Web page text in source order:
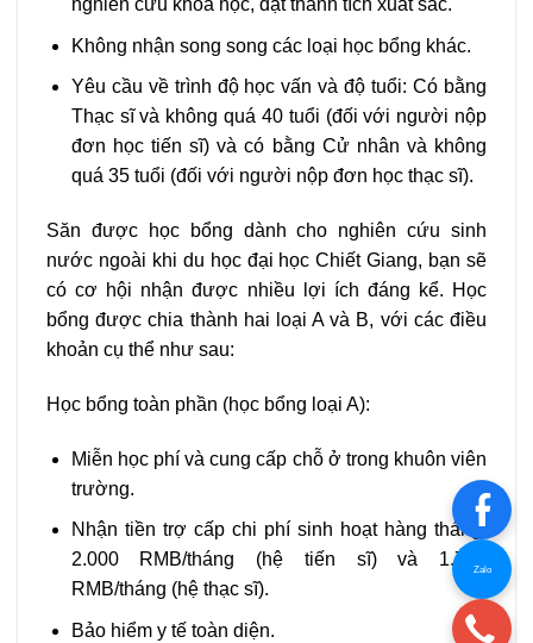
nghiên cứu khoa học, đạt thành tích xuất sắc.
Không nhận song song các loại học bổng khác.
Yêu cầu về trình độ học vấn và độ tuổi: Có bằng
Thạc sĩ và không quá 40 tuổi (đối với người nộp
đơn học tiến sĩ) và có bằng Cử nhân và không
quá 35 tuổi (đối với người nộp đơn học thạc sĩ).
Săn được học bổng dành cho nghiên cứu sinh
nước ngoài khi du học đại học Chiết Giang, bạn sẽ
có cơ hội nhận được nhiều lợi ích đáng kể. Học
bổng được chia thành hai loại A và B, với các điều
khoản cụ thể như sau:
Học bổng toàn phần (học bổng loại A):
Miễn học phí và cung cấp chỗ ở trong khuôn viên
trường.
Nhận tiền trợ cấp chi phí sinh hoạt hàng tháng:
2.000 RMB/tháng (hệ tiến sĩ) và 1.700
RMB/tháng (hệ thạc sĩ).
Bảo hiểm y tế toàn diện.
Zalo